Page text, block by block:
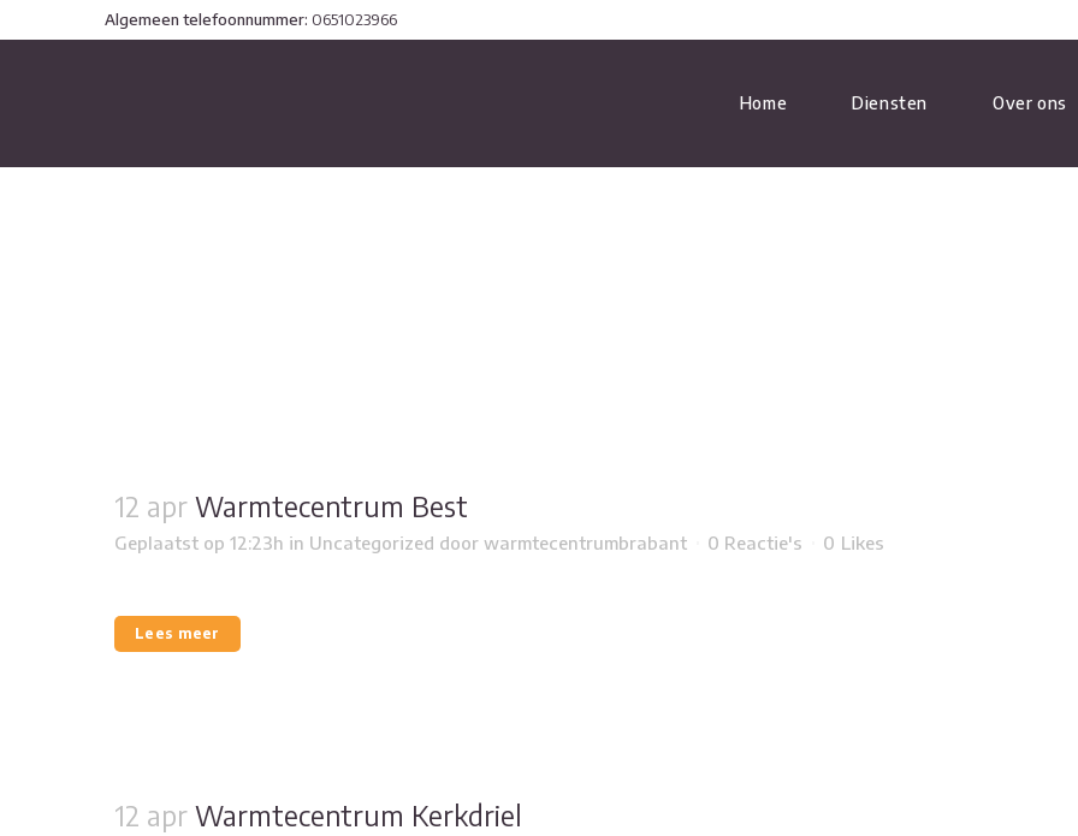
Algemeen telefoonnummer: 0651023966
Home Diensten
COMBIKETEL
Over ons
12 apr Warmtecentrum Best
Geplaatst op 12:23h in Uncategorized door warmtecentrumbrabant 0 Reactie's 0 Likes
Lees meer
12 apr Warmtecentrum Kerkdriel